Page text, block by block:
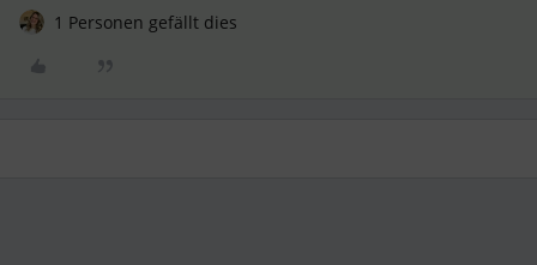
1 Personen gefällt dies